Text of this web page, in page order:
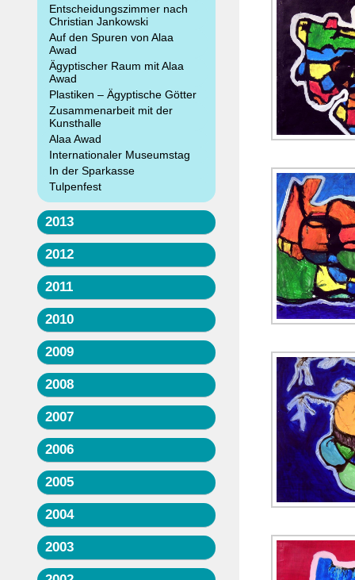
Entscheidungszimmer nach
Christian Jankowski
Auf den Spuren von Alaa
Awad
Ägyptischer Raum mit Alaa
Awad
Plastiken – Ägyptische Götter
Zusammenarbeit mit der
Kunsthalle
Alaa Awad
Internationaler Museumstag
In der Sparkasse
Tulpenfest
2013
2012
2011
2010
2009
2008
2007
2006
2005
2004
2003